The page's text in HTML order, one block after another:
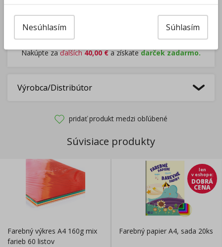
Rozdávame darčeky
na podporu vzdelávania.
Nakúpte za ďalších 40,00€ a získate darček zadarmo.
Výrobca/Distribútor
pridať produkt medzi obľúbené
Súvisiace produkty
Farebný výkres A4 160g mix
farieb 60 listov
len
v eshope:
DOBRÁ
CENA
Farebný papier A4, sada 20ks
Súhlasím
Nesúhlasím